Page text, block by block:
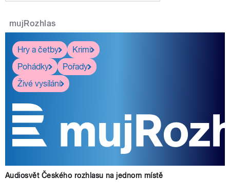
mujRozhlas
Hry a četby
Krimi
Pohádky
Pořady
Živé vysílání
Audiosvět Českého rozhlasu na jednom místě